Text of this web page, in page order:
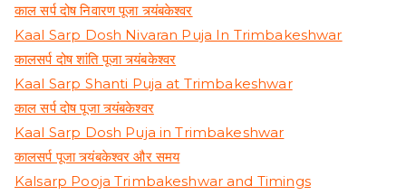
काल सर्प दोष निवारण पूजा त्र्यंबकेश्वर
Kaal Sarp Dosh Nivaran Puja In Trimbakeshwar
कालसर्प दोष शांति पूजा त्र्यंबकेश्वर
Kaal Sarp Shanti Puja at Trimbakeshwar
काल सर्प दोष पूजा त्र्यंबकेश्वर
Kaal Sarp Dosh Puja in Trimbakeshwar
कालसर्प पूजा त्र्यंबकेश्वर और समय
Kalsarp Pooja Trimbakeshwar and Timings